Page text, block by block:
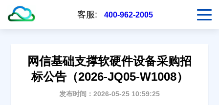
客服: 400-962-2005
网信基础支撑软硬件设备采购招
标公告（2026-JQ05-W1008）
发布时间：2026-05-25 10:59:25